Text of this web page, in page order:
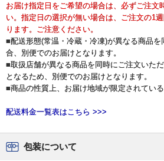
お届け指定日をご希望の場合は、必ずご注文
い。指定日の選択が無い場合は、ご注文の1
ります。ご注意ください。
■配送形態(常温・冷蔵・冷凍)が異なる商品
合、別便でのお届けとなります。
■取扱店舗が異なる商品を同時にご注文いた
となるため、別便でのお届けとなります。
■商品の性質上、お届け地域が限定されている
配送料金一覧表はこちら >>>
包装について